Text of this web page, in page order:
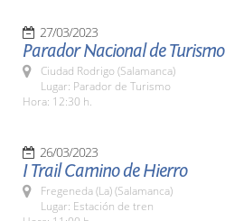
27/03/2023
Parador Nacional de Turismo
Ciudad Rodrigo (Salamanca)
Lugar: Parador de Turismo
Hora: 12:30 h.
26/03/2023
I Trail Camino de Hierro
Fregeneda (La) (Salamanca)
Lugar: Estación de tren